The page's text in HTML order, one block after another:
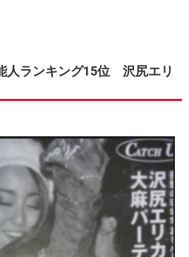
人ランキング15位 沢尻エリ